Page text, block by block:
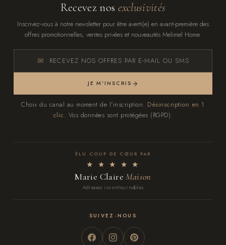
Recevez nos exclusivités
Inscrivez-vous à notre newsletter pour être averti(e) en avant-première des
offres promotionnelles, ventes privées et nouveautés Melimel Home.
RECEVEZ NOS OFFRES PAR E-MAIL OU SMS
JE M'INSCRIS
Choix du canal au moment de l'inscription. Désinscription en 1
clic. Vos données sont protégées (RGPD).
ÉLU COUP DE CŒUR PAR
★ ★ ★ ★ ★
Marie ClaireMaison
Adresses incontournables
SUIVEZ-NOUS